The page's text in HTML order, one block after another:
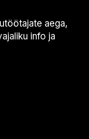
aega,
info ja